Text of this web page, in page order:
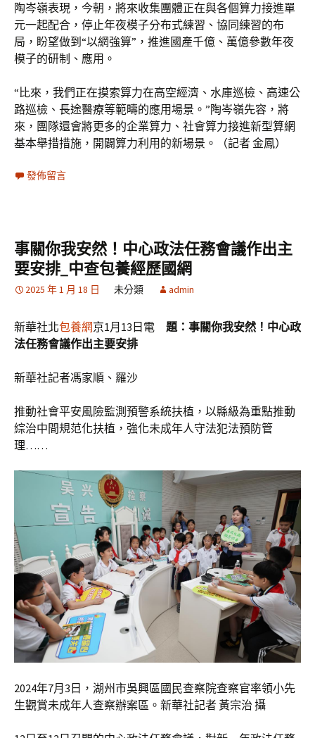
陶岑嶺表現，今朝，將來收集團體正在與各個算力接進單
元一起配合，停止年夜模子分布式練習、協同練習的布
局，盼望做到“以網強算”，推進國產千億、萬億參數年夜
模子的研制、應用。
“比來，我們正在摸索算力在高空經濟、水庫巡檢、高速公
路巡檢、長途醫療等範疇的應用場景。”陶岑嶺先容，將
來，團隊還會將更多的企業算力、社會算力接進新型算網
基本舉措措施，開闢算力利用的新場景。（記者 金鳳）
發佈留言
事關你我安然！中心政法任務會議作出主
要安排_中查包養經歷國網
2025 年 1 月 18 日 未分類 admin
新華社北包養網京1月13日電 題：事關你我安然！中心政
法任務會議作出主要安排
新華社記者馮家順、羅沙
推動社會平安風險監測預警系統扶植，以縣級為重點推動
綜治中間規范化扶植，強化未成年人守法犯法預防管
理……
2024年7月3日，湖州市吳興區國民查察院查察官率領小先
生觀賞未成年人查察辦案區。新華社記者 黃宗治 攝